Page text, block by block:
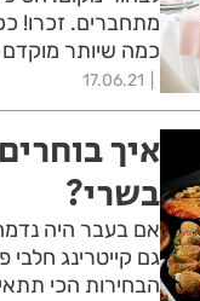
מתחברים. זכרו!
כמה שיותר מוקדם
17.06.21
איך
בשרי?
אם בעבר היה
גם קייטרינג חלבי
הבחירות הכי